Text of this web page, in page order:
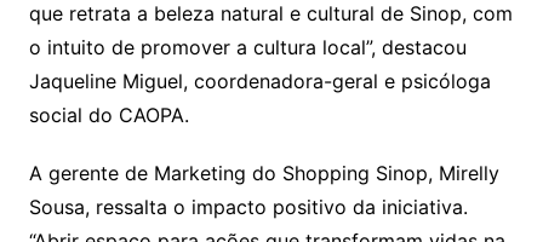
que retrata a beleza natural e cultural de Sinop, com
o intuito de promover a cultura local”, destacou
Jaqueline Miguel, coordenadora-geral e psicóloga
social do CAOPA.
A gerente de Marketing do Shopping Sinop, Mirelly
Sousa, ressalta o impacto positivo da iniciativa.